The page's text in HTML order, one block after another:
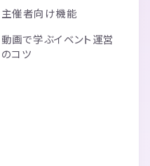
主催者向け機能
動画で学ぶイベント運営
のコツ